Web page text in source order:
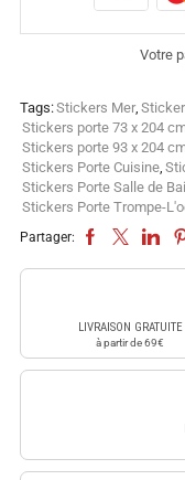
Votre
Tags:Stickers Mer
Stickers porte 73 x 204
Stickers porte 93 x 204
Stickers Porte Cuisine
Stickers Porte Salle de
Stickers Porte Trompe-
Partager:
LIVRAISON GRATUITE
à partir de 69€